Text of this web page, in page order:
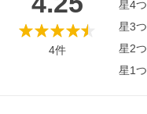
4件
星4つ
星3つ
星2つ
星1つ